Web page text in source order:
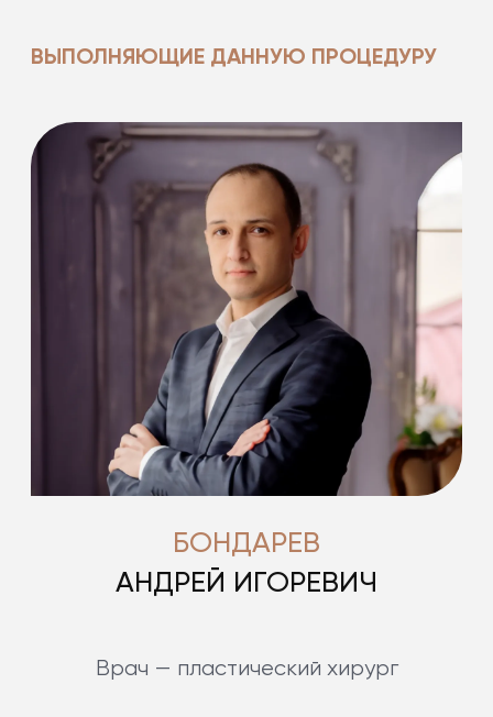
ВЫПОЛНЯЮЩИЕ ДАННУЮ ПРОЦЕДУРУ
БОНДАРЕВ
АНДРЕЙ ИГОРЕВИЧ
Врач — пластический хирург